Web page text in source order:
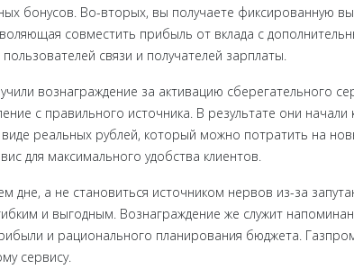
бонусов. Во-вторых, вы получаете фиксированную
совместить прибыль от вклада с
связи и получателей зарплаты.
вознаграждение за активацию сберегательного
с правильного источника. В результате они начали
реальных рублей, который можно потратить на
для максимального удобства клиентов.
а не становиться источником нервов из-за
и выгодным. Вознаграждение же служит
и рационального планирования бюджета.
сервису.